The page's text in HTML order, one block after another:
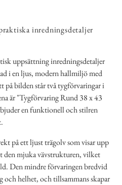
inredningsdetaljer
uppsättning inredningsdetaljer
i en ljus, modern hallmiljö med
bilden står två tygförvaringar i
är "Tygförvaring Rund 38 x 43
en funktionell och stilren
på ett ljust trägolv som visar upp
den mjuka vävstrukturen, vilket
Den mindre förvaringen bredvid
och helhet, och tillsammans skapar